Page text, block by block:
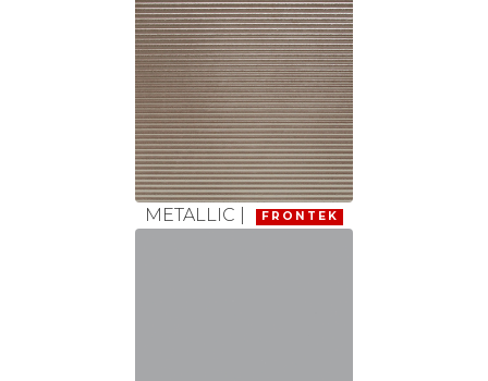
METALLIC | FRONTEK